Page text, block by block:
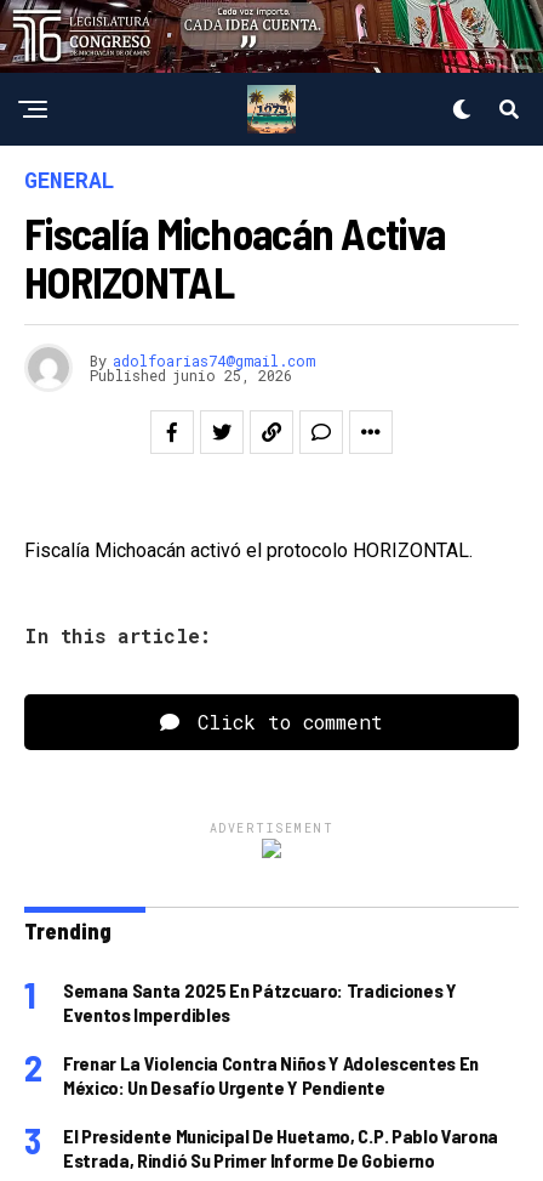
GENERAL
Fiscalía Michoacán Activa
HORIZONTAL
By adolfoarias74@gmail.com
Published junio 25, 2026
Fiscalía Michoacán activó el protocolo HORIZONTAL.
In this article:
Click to comment
ADVERTISEMENT
Trending
Semana Santa 2025 En Pátzcuaro: Tradiciones Y
Eventos Imperdibles
Frenar La Violencia Contra Niños Y Adolescentes En
México: Un Desafío Urgente Y Pendiente
El Presidente Municipal De Huetamo, C.P. Pablo Varona
Estrada, Rindió Su Primer Informe De Gobierno